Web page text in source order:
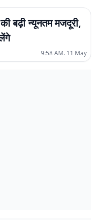
बढ़ी न्यूनतम मजदूरी,
9:58 AM. 11 May